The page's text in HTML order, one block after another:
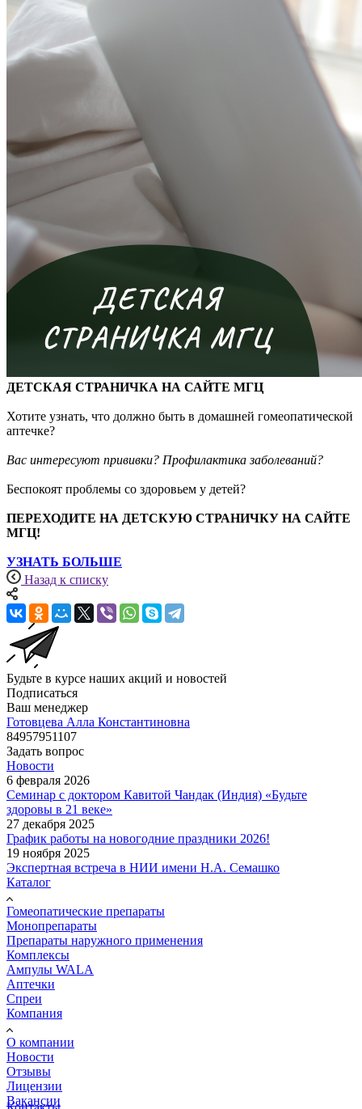
ДЕТСКАЯ СТРАНИЧКА НА САЙТЕ МГЦ
Хотите узнать, что должно быть в домашней гомеопатической
аптечке?
Вас интересуют прививки? Профилактика заболеваний?
Беспокоят проблемы со здоровьем у детей?
ПЕРЕХОДИТЕ НА ДЕТСКУЮ СТРАНИЧКУ НА САЙТЕ
МГЦ!
УЗНАТЬ БОЛЬШЕ
Назад к списку
Будьте в курсе наших акций и новостей
Подписаться
Ваш менеджер
Готовцева Алла Константиновна
84957951107
Задать вопрос
Новости
6 февраля 2026
Семинар с доктором Кавитой Чандак (Индия) «Будьте
здоровы в 21 веке»
27 декабря 2025
График работы на новогодние праздники 2026!
19 ноября 2025
Экспертная встреча в НИИ имени Н.А. Семашко
Каталог
Гомеопатические препараты
Монопрепараты
Препараты наружного применения
Комплексы
Ампулы WALA
Аптечки
Спреи
Компания
О компании
Новости
Отзывы
Лицензии
Вакансии